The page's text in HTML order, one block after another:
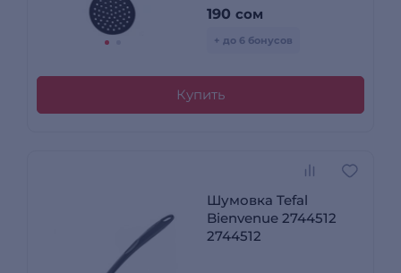
190 сом
+ до 6 бонусов
Купить
Шумовка Tefal
Bienvenue 2744512
2744512